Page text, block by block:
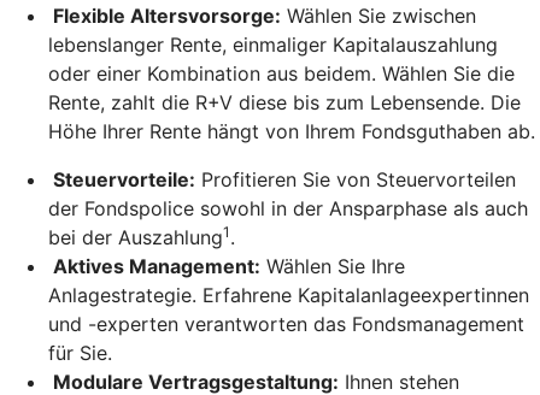
Flexible Altersvorsorge: Wählen Sie zwischen
lebenslanger Rente, einmaliger Kapitalauszahlung
oder einer Kombination aus beidem. Wählen Sie die
Rente, zahlt die R+V diese bis zum Lebensende. Die
Höhe Ihrer Rente hängt von Ihrem Fondsguthaben ab.
Steuervorteile: Profitieren Sie von Steuervorteilen
der Fondspolice sowohl in der Ansparphase als auch
bei der Auszahlung1 .
Aktives Management: Wählen Sie Ihre
Anlagestrategie. Erfahrene Kapitalanlageexpertinnen
und -experten verantworten das Fondsmanagement
für Sie.
Modulare Vertragsgestaltung: Ihnen stehen